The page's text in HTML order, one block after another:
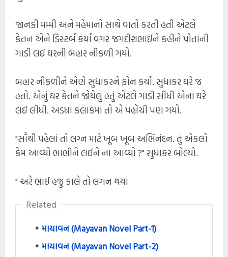
જાનકી મમ્મી અને મહેમાનો સાથે વાતો કરતી હતી એટલે
કેતન એને ડિસ્ટર્બ કર્યા વગર જગદીશભાઈને કહીને પોતાની
ગાડી લઈ ઘરની બહાર નીકળી ગયો.
બહાર નીકળીને એણે સુધાકરને ફોન કર્યો. સુધાકર ઘરે જ
હતો. એનું ઘર કેતને જોયેલું હતું એટલે ગાડી સીધી એના ઘરે
લઈ લીધી. અડધા કલાકમાં તો એ પહોંચી પણ ગયો.
"સૌથી પહેલાં તો લગ્ન માટે ખૂબ ખૂબ અભિનંદન. તું એકલો
કેમ આવ્યો ભાભીને લઈને ના આવ્યો ?" સુધાકર બોલ્યો.
" અરે ભાઈ હજુ કાલે તો લગન થયાં
Related
માયાવન (Mayavan Novel Part-1)
માયાવન (Mayavan Novel Part-2)